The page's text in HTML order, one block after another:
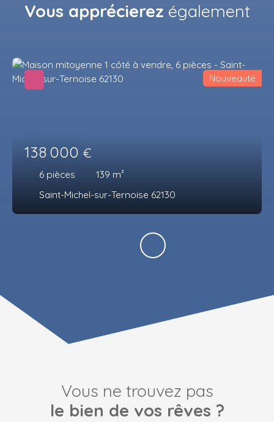
Vous apprécierez également
138 000 €
6 pièces 139 m²
Saint-Michel-sur-Ternoise 62130
Nouveauté
Vous ne trouvez pas
le bien de vos rêves ?